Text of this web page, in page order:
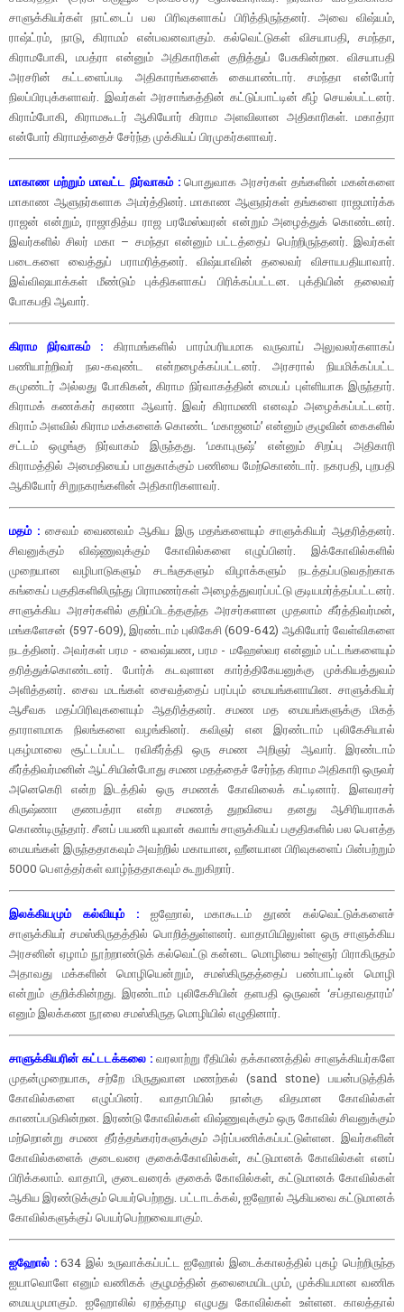
சாளுக்கியர்கள் நாட்டைப் பல பிரிவுகளாகப் பிரித்திருந்தனர். அவை விஷ்யம்,
ராஷ்ட்ரம், நாடு, கிராமம் என்பவனவாகும். கல்வெட்டுகள் விசயாபதி, சமந்தா,
கிராமபோகி, மபத்ரா என்னும் அதிகாரிகள் குறித்துப் பேசுகின்றன. விசயாபதி
அரசரின் கட்டளைப்படி அதிகாரங்களைக் கையாண்டார். சமந்தா என்போர்
நிலப்பிரபுக்களாவர். இவர்கள் அரசாங்கத்தின் கட்டுப்பாட்டின் கீழ் செயல்பட்டனர்.
கிராம்போகி, கிராமகூடர் ஆகியோர் கிராம அளவிலான அதிகாரிகள். மகாத்ரா
என்போர் கிராமத்தைச் சேர்ந்த முக்கியப் பிரமுகர்களாவர்.
மாகாண மற்றும் மாவட்ட நிர்வாகம் : பொதுவாக அரசர்கள் தங்களின் மகன்களை
மாகாண ஆளுநர்களாக அமர்த்தினர். மாகாண ஆளுநர்கள் தங்களை ராஜமார்க்க
ராஜன் என்றும், ராஜாதித்ய ராஜ பரமேஸ்வரன் என்றும் அழைத்துக் கொண்டனர்.
இவர்களில் சிலர் மகா – சமந்தா என்னும் பட்டத்தைப் பெற்றிருந்தனர். இவர்கள்
படைகளை வைத்துப் பராமரித்தனர். விஷ்யாவின் தலைவர் விசாயபதியாவார்.
இவ்விஷயாக்கள் மீண்டும் புக்திகளாகப் பிரிக்கப்பட்டன. புக்தியின் தலைவர்
போகபதி ஆவார்.
கிராம நிர்வாகம் :
கிராமங்களில் பாரம்பரியமாக வருவாய் அலுவலர்களாகப்
பணியாற்றிவர் நல-கவுண்ட என்றழைக்கப்பட்டனர். அரசரால் நியமிக்கப்பட்ட
கமுண்டர் அல்லது போகிகன், கிராம நிர்வாகத்தின் மையப் புள்ளியாக இருந்தார்.
கிராமக் கணக்கர் கரணா ஆவார். இவர் கிராமணி எனவும் அழைக்கப்பட்டனர்.
கிராம் அளவில் கிராம மக்களைக் கொண்ட ‘மகாஜனம்’ என்னும் குழுவின் கைகளில்
சட்டம் ஒழுங்கு நிர்வாகம் இருந்தது. ‘மகாபுருஷ்’ என்னும் சிறப்பு அதிகாரி
கிராமத்தில் அமைதியைப் பாதுகாக்கும் பணியை மேற்கொண்டார். நகரபதி, புறபதி
ஆகியோர் சிறுநகரங்களின் அதிகாரிகளாவர்.
மதம் : சைவம் வைணவம் ஆகிய இரு மதங்களையும் சாளுக்கியர் ஆதரித்தனர்.
சிவனுக்கும் விஷ்ணுவுக்கும் கோவில்களை எழுப்பினர். இக்கோவில்களில்
முறையான வழிபாடுகளும் சடங்குகளும் விழாக்களும் நடத்தப்படுவதற்காக
கங்கைப் பகுதிகளிலிருந்து பிராமணர்கள் அழைத்துவரப்பட்டு குடியமர்த்தப்பட்டனர்.
சாளுக்கிய அரசர்களில் குறிப்பிடத்தகுந்த அரசர்களான முதலாம் கீர்த்திவர்மன்,
மங்களேசன் (597-609), இரண்டாம் புலிகேசி (609-642) ஆகியோர் வேள்விகளை
நடத்தினர். அவர்கள் பரம - வைஷ்யண, பரம - மஹேஸ்வர என்னும் பட்டங்களையும்
தரித்துக்கொண்டனர். போர்க் கடவுளான கார்த்திகேயனுக்கு முக்கியத்துவம்
அளித்தனர். சைவ மடங்கள் சைவத்தைப் பரப்பும் மையங்களாயின. சாளுக்கியர்
ஆசீவக மதப்பிரிவுகளையும் ஆதரித்தனர். சமண மத மையங்களுக்கு மிகத்
தாராளமாக நிலங்களை வழங்கினர். கவிஞர் என இரண்டாம் புலிகேசியால்
புகழ்மாலை சூட்டப்பட்ட ரவிகீர்த்தி ஒரு சமண அறிஞர் ஆவார். இரண்டாம்
கீர்த்திவர்மனின் ஆட்சியின்போது சமண மதத்தைச் சேர்ந்த கிராம அதிகாரி ஒருவர்
அனெகெரி என்ற இடத்தில் ஒரு சமணக் கோவிலைக் கட்டினார். இளவரசர்
கிருஷ்ணா குணபத்ரா என்ற சமணத் துறவியை தனது ஆசிரியராகக்
கொண்டிருந்தார். சீனப் பயணி யுவான் சுவாங் சாளுக்கியப் பகுதிகளில் பல பௌத்த
மையங்கள் இருந்ததாகவும் அவற்றில் மகாயான, ஹீனயான பிரிவுகளைப் பின்பற்றும்
5000 பௌத்தர்கள் வாழ்ந்ததாகவும் கூறுகிறார்.
இலக்கியமும் கல்வியும் :
ஐஹோல், மகாகூடம் தூண் கல்வெட்டுக்களைச்
சாளுக்கியர் சமஸ்கிருதத்தில் பொறித்துள்ளனர். வாதாபியிலுள்ள ஒரு சாளுக்கிய
அரசனின் ஏழாம் நூற்றாண்டுக் கல்வெட்டு கன்னட மொழியை உள்ளூர் பிராகிருதம்
அதாவது மக்களின் மொழியென்றும், சமஸ்கிருதத்தைப் பண்பாட்டின் மொழி
என்றும் குறிக்கின்றது. இரண்டாம் புலிகேசியின் தளபதி ஒருவன் ‘சப்தாவதாரம்’
எனும் இலக்கண நூலை சமஸ்கிருத மொழியில் எழுதினார்.
சாளுக்கியரின் கட்டடக்கலை : வரலாற்று ரீதியில் தக்காணத்தில் சாளுக்கியர்களே
முதன்முறையாக, சற்றே மிருதுவான மணற்கல் (sand stone) பயன்படுத்திக்
கோவில்களை எழுப்பினர். வாதாபியில் நான்கு விதமான கோவில்கள்
காணப்படுகின்றன. இரண்டு கோவில்கள் விஷ்ணுவுக்கும் ஒரு கோவில் சிவனுக்கும்
மற்றொன்று சமண தீர்த்தங்கரர்களுக்கும் அர்ப்பணிக்கப்பட்டுள்ளன. இவர்களின்
கோவில்களைக் குடைவரை குகைக்கோவில்கள், கட்டுமானக் கோவில்கள் எனப்
பிரிக்கலாம். வாதாபி, குடைவரைக் குகைக் கோவில்கள், கட்டுமானக் கோவில்கள்
ஆகிய இரண்டுக்கும் பெயர்பெற்றது. பட்டாடக்கல், ஐஹோல் ஆகியவை கட்டுமானக்
கோவில்களுக்குப் பெயர்பெற்றவையாகும்.
ஐஹோல் :634 இல் உருவாக்கப்பட்ட ஐஹோல் இடைக்காலத்தில் புகழ் பெற்றிருந்த
ஐயாவொளே எனும் வணிகக் குழுமத்தின் தலைமையிடமும், முக்கியமான வணிக
மையமுமாகும். ஐஹோலில் ஏறத்தாழ எழுபது கோவில்கள் உள்ளன. காலத்தால்